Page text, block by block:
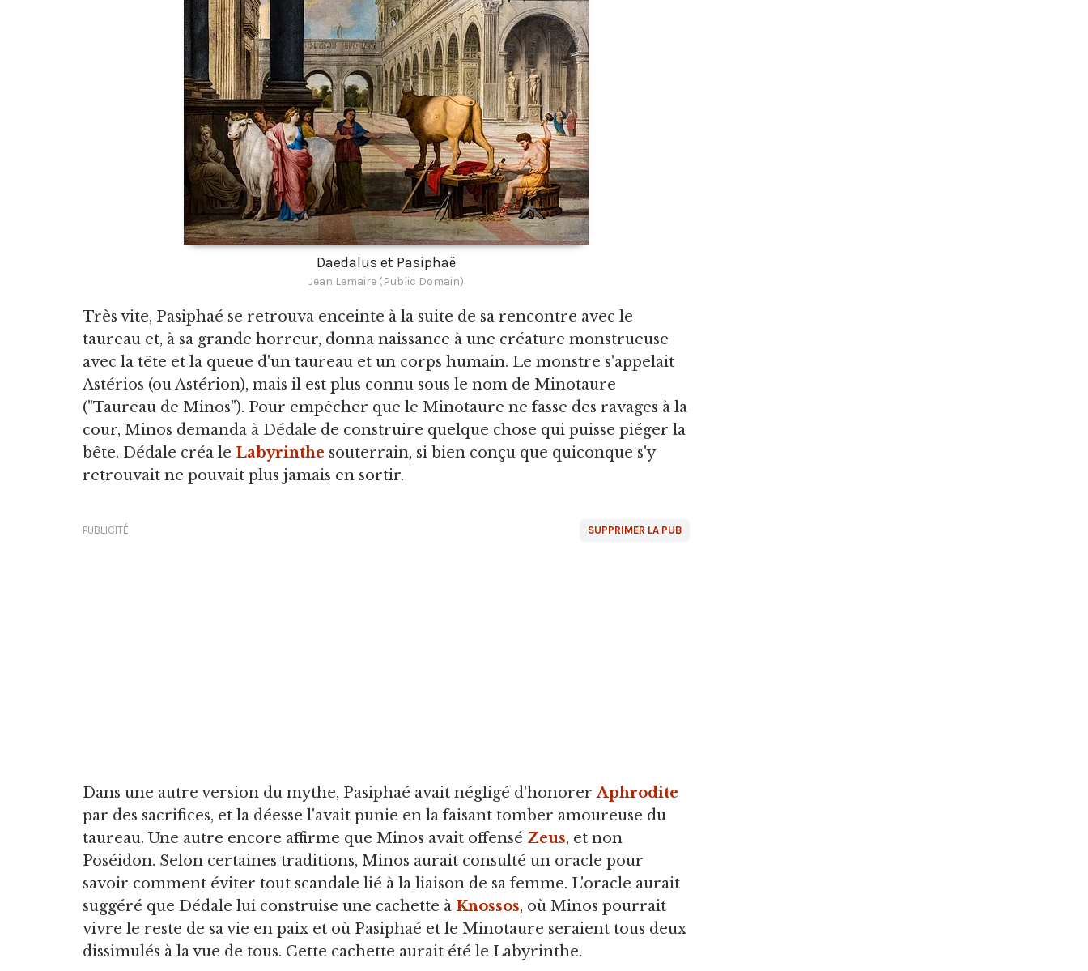
Daedalus et Pasiphaë
Jean Lemaire (Public Domain)
Très vite, Pasiphaé se retrouva enceinte à la suite de sa rencontre avec le
taureau et, à sa grande horreur, donna naissance à une créature monstrueuse
avec la tête et la queue d'un taureau et un corps humain. Le monstre s'appelait
Astérios (ou Astérion), mais il est plus connu sous le nom de Minotaure
("Taureau de Minos"). Pour empêcher que le Minotaure ne fasse des ravages à la
cour, Minos demanda à Dédale de construire quelque chose qui puisse piéger la
bête. Dédale créa le Labyrinthe souterrain, si bien conçu que quiconque s'y
retrouvait ne pouvait plus jamais en sortir.
SUPPRIMER LA PUB
PUBLICITÉ
Dans une autre version du mythe, Pasiphaé avait négligé d'honorerAphrodite
par des sacrifices, et la déesse l'avait punie en la faisant tomber amoureuse du
taureau. Une autre encore affirme que Minos avait offensé Zeus, et non
Poséidon. Selon certaines traditions, Minos aurait consulté un oracle pour
savoir comment éviter tout scandale lié à la liaison de sa femme. L'oracle aurait
suggéré que Dédale lui construise une cachette à Knossos, où Minos pourrait
vivre le reste de sa vie en paix et où Pasiphaé et le Minotaure seraient tous deux
dissimulés à la vue de tous. Cette cachette aurait été le Labyrinthe.